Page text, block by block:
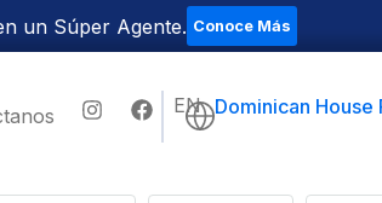
un Súper Agente. Conoce Más
EN Dominican House